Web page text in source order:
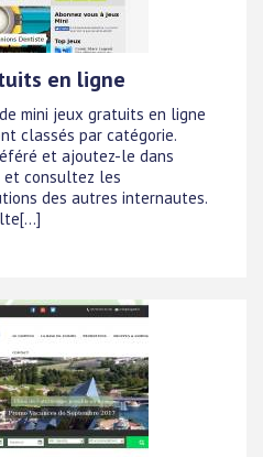
en ligne
mini jeux gratuits en ligne
classés par catégorie.
et ajoutez-le dans
et consultez les
des autres internautes.